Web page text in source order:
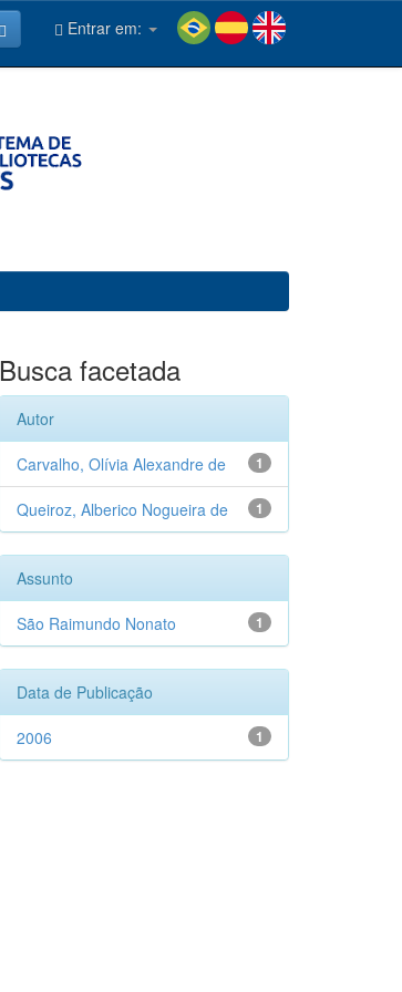
Entrar em:
Busca facetada
Autor
1
Carvalho, Olívia Alexandre de
1
Queiroz, Alberico Nogueira de
Assunto
1
São Raimundo Nonato
Data de Publicação
1
2006